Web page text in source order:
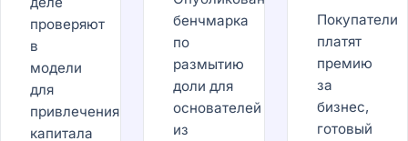
проверяют
в
модели
для
привлечения
капитала
бенчмарка
по
размытию
доли для
основателей
из
Покупатели
платят
премию
за
бизнес,
готовый